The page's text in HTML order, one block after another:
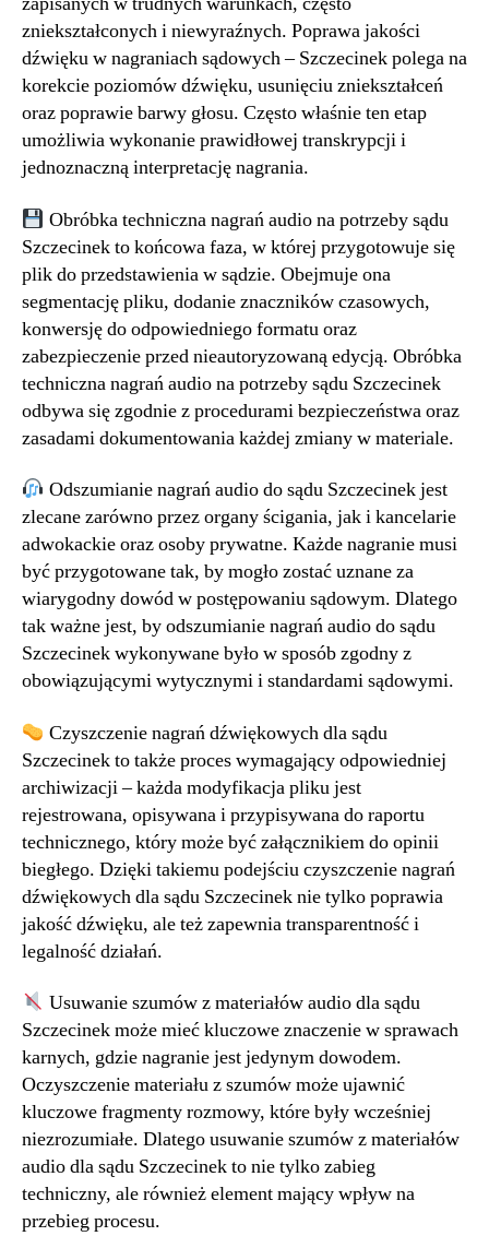
zniekształconych i niewyraźnych. Poprawa jakości
dźwięku w nagraniach sądowych – Szczecinek polega na
korekcie poziomów dźwięku, usunięciu zniekształceń
oraz poprawie barwy głosu. Często właśnie ten etap
umożliwia wykonanie prawidłowej transkrypcji i
jednoznaczną interpretację nagrania.
Obróbka techniczna nagrań audio na potrzeby sądu
Szczecinek to końcowa faza, w której przygotowuje się
plik do przedstawienia w sądzie. Obejmuje ona
segmentację pliku, dodanie znaczników czasowych,
konwersję do odpowiedniego formatu oraz
zabezpieczenie przed nieautoryzowaną edycją. Obróbka
techniczna nagrań audio na potrzeby sądu Szczecinek
odbywa się zgodnie z procedurami bezpieczeństwa oraz
zasadami dokumentowania każdej zmiany w materiale.
Odszumianie nagrań audio do sądu Szczecinek jest
zlecane zarówno przez organy ścigania, jak i kancelarie
adwokackie oraz osoby prywatne. Każde nagranie musi
być przygotowane tak, by mogło zostać uznane za
wiarygodny dowód w postępowaniu sądowym. Dlatego
tak ważne jest, by odszumianie nagrań audio do sądu
Szczecinek wykonywane było w sposób zgodny z
obowiązującymi wytycznymi i standardami sądowymi.
Czyszczenie nagrań dźwiękowych dla sądu
Szczecinek to także proces wymagający odpowiedniej
archiwizacji – każda modyfikacja pliku jest
rejestrowana, opisywana i przypisywana do raportu
technicznego, który może być załącznikiem do opinii
biegłego. Dzięki takiemu podejściu czyszczenie nagrań
dźwiękowych dla sądu Szczecinek nie tylko poprawia
jakość dźwięku, ale też zapewnia transparentność i
legalność działań.
Usuwanie szumów z materiałów audio dla sądu
Szczecinek może mieć kluczowe znaczenie w sprawach
karnych, gdzie nagranie jest jedynym dowodem.
Oczyszczenie materiału z szumów może ujawnić
kluczowe fragmenty rozmowy, które były wcześniej
niezrozumiałe. Dlatego usuwanie szumów z materiałów
audio dla sądu Szczecinek to nie tylko zabieg
techniczny, ale również element mający wpływ na
przebieg procesu.